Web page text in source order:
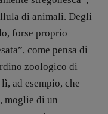
di animali. Degli
forse proprio
come pensa di
zoologico di
ad esempio, che
moglie di un